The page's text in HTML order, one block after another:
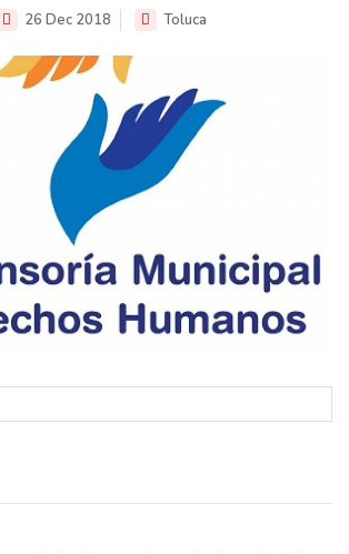
26 Dec 2018 Toluca